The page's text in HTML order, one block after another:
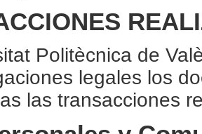
Politècnica de
legales los
las transacciones